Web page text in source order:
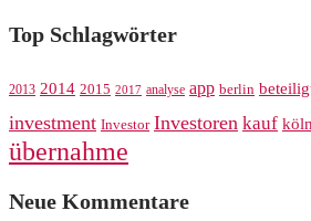
Top Schlagwörter
2013 2014 2015 2017 analyse app berlin
investment Investor Investoren kauf köln
übernahme
Neue Kommentare